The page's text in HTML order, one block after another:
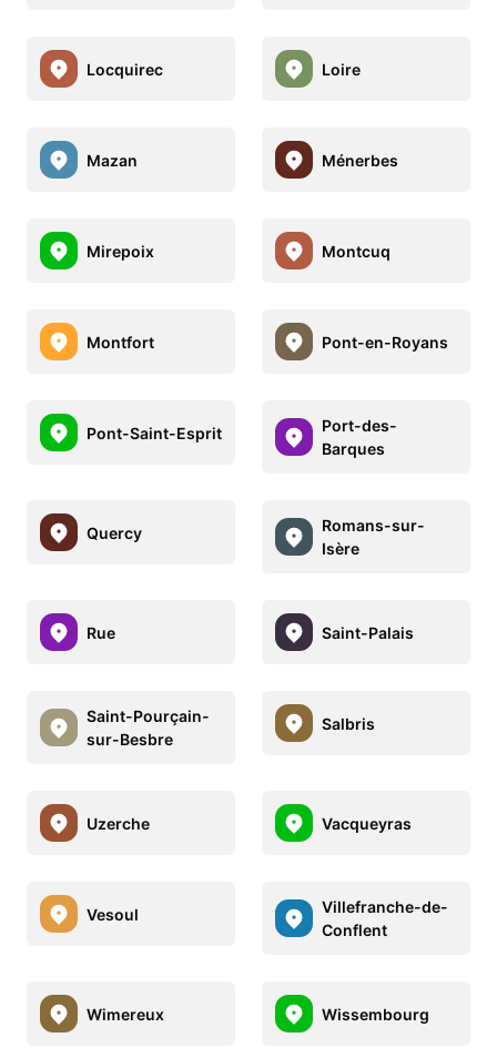
Locquirec Loire
Mazan Ménerbes
Mirepoix Montcuq
Montfort Pont-en-Royans
Pont-Saint-Esprit
Port-des-
Barques
Quercy
Romans-sur-
Isère
Rue Saint-Palais
Saint-Pourçain-
sur-Besbre
Salbris
Uzerche Vacqueyras
Vesoul
Villefranche-de-
Conflent
Wimereux Wissembourg